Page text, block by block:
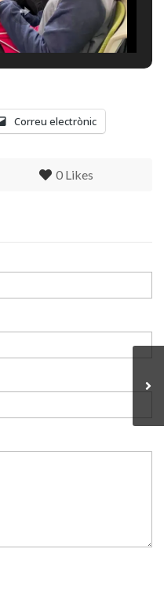
Correu electrònic
0 Likes